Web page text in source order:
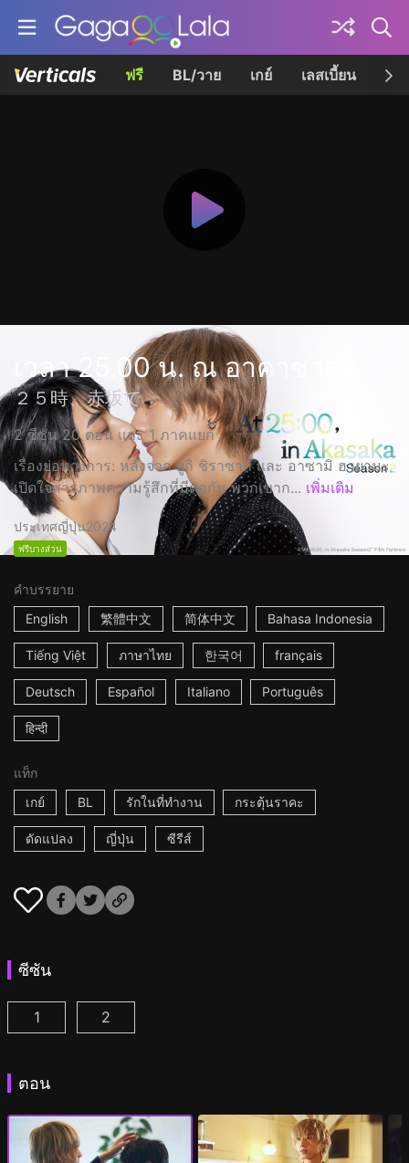
ฟรี BL/วาย เกย์ เลสเบี้ยน เค
เวลา 25.00 น. ณ อาคาซากะ
２５時、赤坂で
2 ซีซั่น 20 ตอน และ 1 ภาคแยก
เรื่องย่อทางการ: หลังจาก ยูกิ ชิราซากิ และ อาซามิ ฮายามะ
เปิดใจสารภาพความรู้สึกที่มีต่อกัน พวกเขาก... เพิ่มเติม
ประเทศญี่ปุ่น2024
ฟรีบางส่วน
คำบรรยาย
English
繁體中文 简体中文 Bahasa Indonesia
Tiếng Việt ภาษาไทย 한국어 français
Deutsch Español Italiano Português
हिन्दी
แท็ก
เกย์
BL รักในที่ทำงาน กระตุ้นราคะ
ดัดแปลง ญี่ปุ่น ซีรีส์
ซีซัน
เวลา 25.00 น. ณ อาคาซากะ ตอนที่ 1
1 เวลา 25.00 น. ณ อาคาซากะ ซีซั่น2 ตอนที่ 1
2
ตอน